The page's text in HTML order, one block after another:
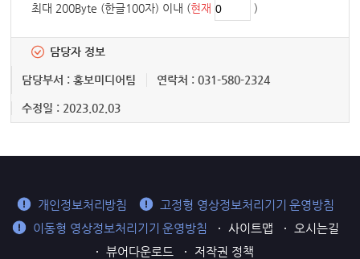
최대 200Byte (한글100자) 이내 (현재 )
담당자 정보
담당부서 : 홍보미디어팀 연락처 : 031-580-2324
수정일 : 2023.02.03
개인정보처리방침
고정형 영상정보처리기기 운영방침
이동형 영상정보처리기기 운영방침
사이트맵
오시는길
뷰어다운로드
저작권 정책